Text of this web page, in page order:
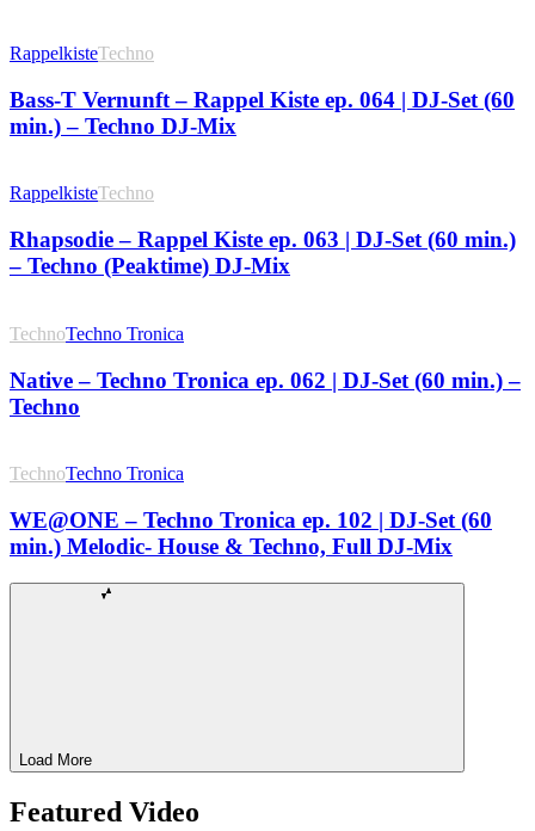
RappelkisteTechno
Bass-T Vernunft – Rappel Kiste ep. 064 | DJ-Set (60
min.) – Techno DJ-Mix
RappelkisteTechno
Rhapsodie – Rappel Kiste ep. 063 | DJ-Set (60 min.)
– Techno (Peaktime) DJ-Mix
TechnoTechno Tronica
Native – Techno Tronica ep. 062 | DJ-Set (60 min.) –
Techno
TechnoTechno Tronica
WE@ONE – Techno Tronica ep. 102 | DJ-Set (60
min.) Melodic- House & Techno, Full DJ-Mix
Load More
Featured Video